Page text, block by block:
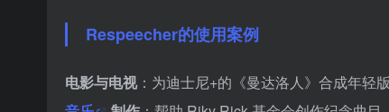
Respeecher的使用案例
电影与电视：为迪士尼+的《曼达洛人》合成年轻版